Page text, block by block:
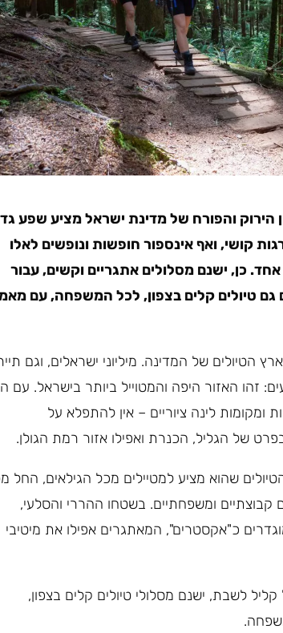
הירוק והפורח של מדינת ישראל מציע שפע
קושי, ואף אינספור חופשות ונופשים לאלו
כן, ישנם מסלולים אתגריים וקשים, עבור
גם טיולים קלים בצפון, לכל המשפחה, עם
הטיולים של המדינה. מיליוני ישראלים, וגם
זהו האזור היפה והמטוייל ביותר בישראל. עם
ומקומות לינה ציוריים – אין להתפלא על
של הגליל, הכנרת ואפילו אזור רמת הגולן.
שהוא מציע למטיילים מכל הגילאים, החל
קבוצתיים ומשפחתיים. בשטחו ההררי והסלעי,
כ"אקסטרים", המאתגרים אפילו את מיטיבי
לשבת, ישנם מסלולי טיולים קלים בצפון,